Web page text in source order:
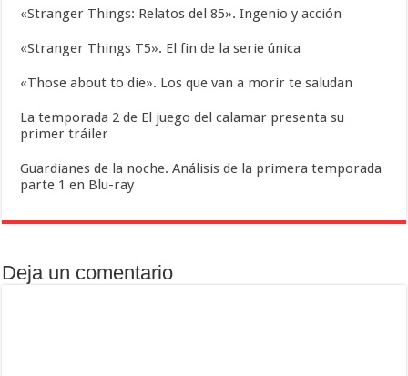
«Stranger Things: Relatos del 85». Ingenio y acción
«Stranger Things T5». El fin de la serie única
«Those about to die». Los que van a morir te saludan
La temporada 2 de El juego del calamar presenta su
primer tráiler
Guardianes de la noche. Análisis de la primera temporada
parte 1 en Blu-ray
Deja un comentario